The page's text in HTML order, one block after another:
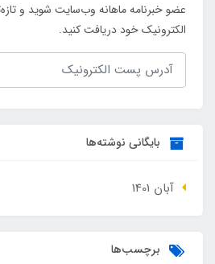
عضو خبرنامه ماهانه وب‌سایت شوید و
الکترونیک خود دریافت کنید.
بایگانی نوشته‌ها
آبان 1401
برچسب‌ها